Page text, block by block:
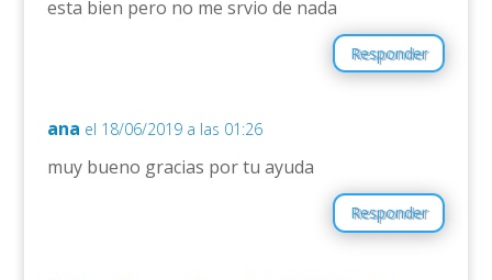
esta bien pero no me srvio de nada
Responder
ana el 18/06/2019 a las 01:26
muy bueno gracias por tu ayuda
Responder